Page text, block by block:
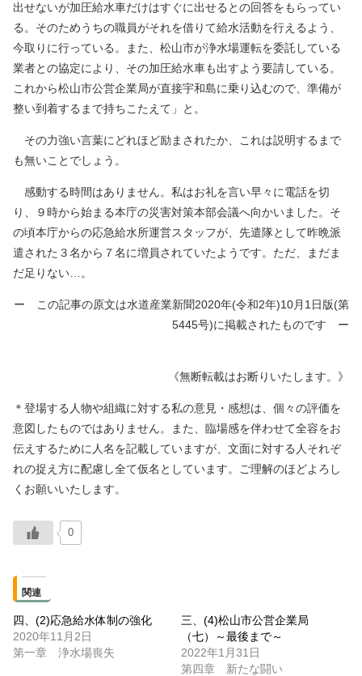
出せないが加圧給水車だけはすぐに出せるとの回答をもらってい
る。そのためうちの職員がそれを借りて給水活動を行えるよう、
今取りに行っている。また、松山市が浄水場運転を委託している
業者との協定により、その加圧給水車も出すよう要請している。
これから松山市公営企業局が直接宇和島に乗り込むので、準備が
整い到着するまで持ちこたえて」と。
その力強い言葉にどれほど励まされたか、これは説明するまで
も無いことでしょう。
感動する時間はありません。私はお礼を言い早々に電話を切
り、９時から始まる本庁の災害対策本部会議へ向かいました。そ
の頃本庁からの応急給水所運営スタッフが、先遣隊として昨晩派
遣された３名から７名に増員されていたようです。ただ、まだま
だ足りない…。
ー この記事の原文は水道産業新聞2020年(令和2年)10月1日版(第
5445号)に掲載されたものです ー
《無断転載はお断りいたします。》
＊登場する人物や組織に対する私の意見・感想は、個々の評価を
意図したものではありません。また、臨場感を伴わせて全容をお
伝えするために人名を記載していますが、文面に対する人それぞ
れの捉え方に配慮し全て仮名としています。ご理解のほどよろし
くお願いいたします。
0
関連
四、(2)応急給水体制の強化
2020年11月2日
第一章 浄水場喪失
三、(4)松山市公営企業局
（七）～最後まで～
2022年1月31日
第四章 新たな闘い